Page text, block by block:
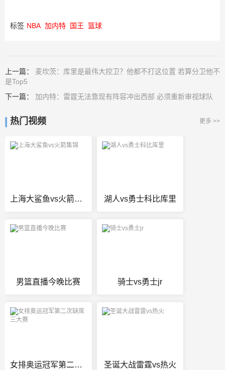
标签 NBA 加内特 国王 篮球
上一篇： 麦坎茨：库里是最伟大控卫？他都不打这位置 若算分卫他不
是Top5
下一篇： 加内特：雷霆无法靠现有阵容冲出西部 必须重新审视球队
热门视频 更多 >>
上海大鲨鱼vs火箭集锦 湖人vs勇士科比库里
男篮直播今晚比赛 骑士vs勇士jr
女排奥运冠军第二次缺席三大赛 圣诞大战雷霆vs热火